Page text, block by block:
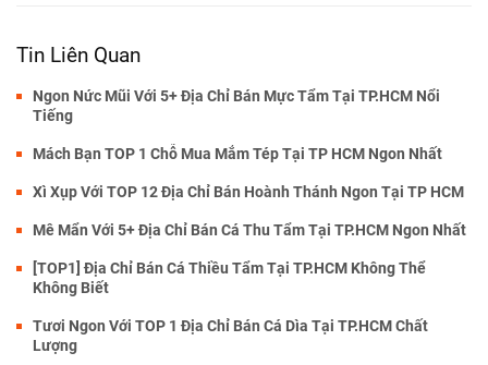
Tin Liên Quan
Ngon Nức Mũi Với 5+ Địa Chỉ Bán Mực Tẩm Tại TP.HCM Nổi
Tiếng
Mách Bạn TOP 1 Chỗ Mua Mắm Tép Tại TP HCM Ngon Nhất
Xì Xụp Với TOP 12 Địa Chỉ Bán Hoành Thánh Ngon Tại TP HCM
Mê Mẩn Với 5+ Địa Chỉ Bán Cá Thu Tẩm Tại TP.HCM Ngon Nhất
[TOP1] Địa Chỉ Bán Cá Thiều Tẩm Tại TP.HCM Không Thể
Không Biết
Tươi Ngon Với TOP 1 Địa Chỉ Bán Cá Dìa Tại TP.HCM Chất
Lượng